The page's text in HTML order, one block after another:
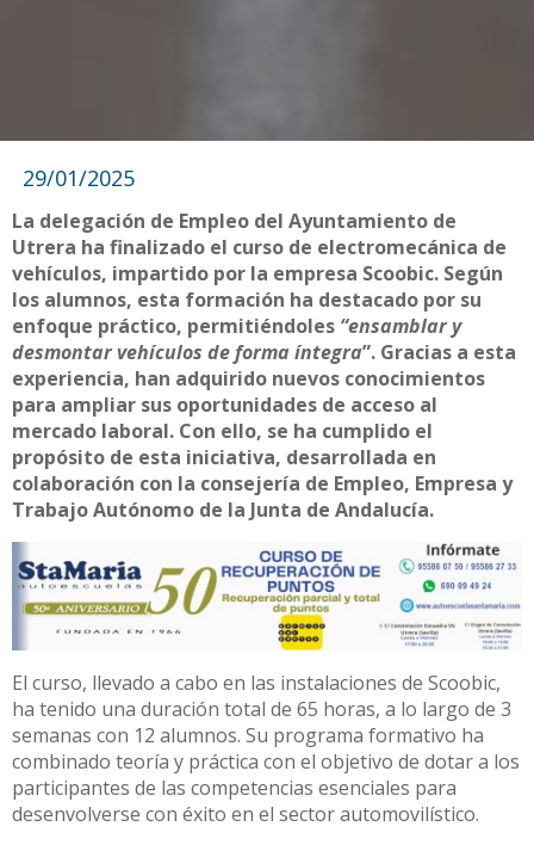
29/01/2025
La delegación de Empleo del Ayuntamiento de
Utrera ha finalizado el curso de electromecánica de
vehículos, impartido por la empresa Scoobic. Según
los alumnos, esta formación ha destacado por su
enfoque práctico, permitiéndoles “ensamblar y
desmontar vehículos de forma íntegra”. Gracias a esta
experiencia, han adquirido nuevos conocimientos
para ampliar sus oportunidades de acceso al
mercado laboral. Con ello, se ha cumplido el
propósito de esta iniciativa, desarrollada en
colaboración con la consejería de Empleo, Empresa y
Trabajo Autónomo de la Junta de Andalucía.
El curso, llevado a cabo en las instalaciones de Scoobic,
ha tenido una duración total de 65 horas, a lo largo de 3
semanas con 12 alumnos. Su programa formativo ha
combinado teoría y práctica con el objetivo de dotar a los
participantes de las competencias esenciales para
desenvolverse con éxito en el sector automovilístico.